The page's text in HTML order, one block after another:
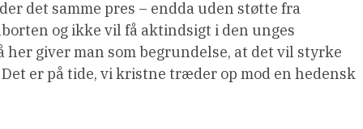
det samme pres – endda uden støtte fra
og ikke vil få aktindsigt i den unges
giver man som begrundelse, at det vil styrke
er på tide, vi kristne træder op mod en hedensk